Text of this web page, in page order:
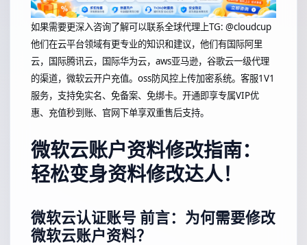
如果需要更深入咨询了解可以联系全球代理上TG: @cloudcup
他们在云平台领域有更专业的知识和建议，他们有国际阿里
云，国际腾讯云，国际华为云，aws亚马逊，谷歌云一级代理
的渠道，微软云开户充值。oss防风控上传加密系统。客服1V1
服务，支持免实名、免备案、免绑卡。开通即享专属VIP优
惠、充值秒到账、官网下单享双重售后支持。
微软云账户资料修改指南：
轻松变身资料修改达人！
微软云认证账号 前言：为何需要修改
微软云账户资料？